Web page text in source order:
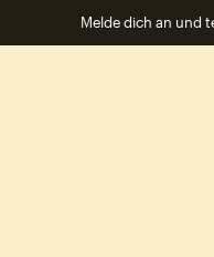
Melde dich an und